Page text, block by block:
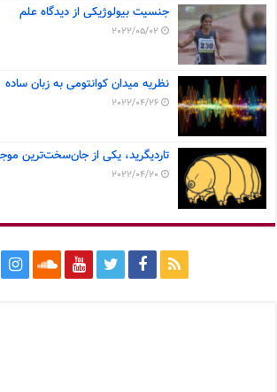
جنسیت بیولوژیکی از دیدگاه علم
2022/05/02
نظریه میدان کوانتومی به زبان ساده
2022/04/26
تاردیگرید، یکی از جان‌سخت‌ترین
2022/04/20